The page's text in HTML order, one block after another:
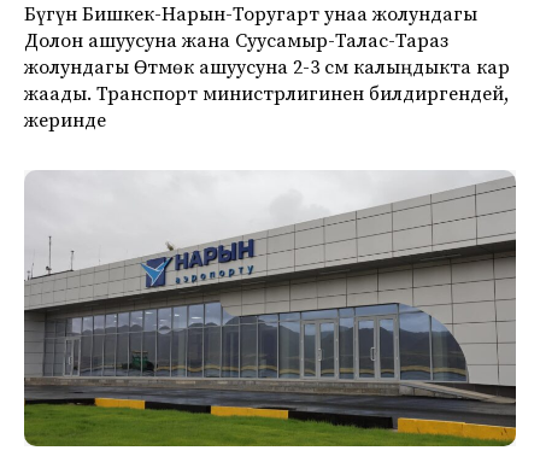
Бүгүн Бишкек-Нарын-Торугарт унаа жолундагы
Долон ашуусуна жана Суусамыр-Талас-Тараз
жолундагы Өтмөк ашуусуна 2-3 см калыңдыкта кар
жаады. Транспорт министрлигинен билдиргендей,
жеринде